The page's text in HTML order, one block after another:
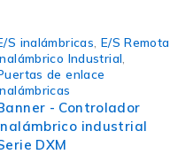
S inalámbricas E/S Remota
Industrial
de enlace
- Controlador
industrial
DXM